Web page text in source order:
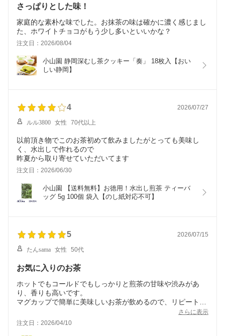
さっぱりとした味！
家庭的な素朴な味でした。お抹茶の味は確かに濃く感じまし
た、ホワイトチョコがもう少し多いといいかな？
注文日：2026/08/04
小山園 静岡深むし茶クッキー「奏」 18枚入【おい
しい静岡】
4 2026/07/27
ルル3800 女性 70代以上
以前頂き物でこのお茶初めて飲みましたがとっても美味し
く、水出しで作れるので
昨夏から取り寄せていただいてます
注文日：2026/06/30
小山園 【送料無料】お徳用！水出し煎茶 ティーバ
ッグ 5g 100個 袋入【のし紙対応不可】
5 2026/07/15
たんsama 女性 50代
お気に入りのお茶
ホットでもコールドでもしっかりと煎茶の甘味や渋みがあ
り、香りも高いです。
マグカップで簡単に美味しいお茶が飲めるので、リピートし
さらに表示
注文日：2026/04/10